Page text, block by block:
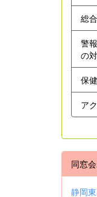
総
警
の
保
ア
同窓
静岡